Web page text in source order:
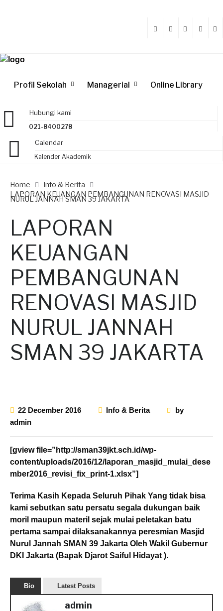
Profil Sekolah Managerial Online Library
Hubungi kami
021-8400278
Calendar
Kalender Akademik
Home
Info & Berita
LAPORAN KEUANGAN PEMBANGUNAN RENOVASI MASJID
NURUL JANNAH SMAN 39 JAKARTA
LAPORAN
KEUANGAN
PEMBANGUNAN
RENOVASI MASJID
NURUL JANNAH
SMAN 39 JAKARTA
22 December 2016 Info & Berita
by
admin
[gview file=”http://sman39jkt.sch.id/wp-
content/uploads/2016/12/laporan_masjid_mulai_dese
mber2016_revisi_fix_print-1.xlsx”]
Terima Kasih Kepada Seluruh Pihak Yang tidak bisa
kami sebutkan satu persatu segala dukungan baik
moril maupun materil sejak mulai peletakan batu
pertama sampai dilaksanakannya peresmian Masjid
Nurul Jannah SMAN 39 Jakarta Oleh Wakil Gubernur
DKI Jakarta (Bapak Djarot Saiful Hidayat ).
Bio Latest Posts
admin